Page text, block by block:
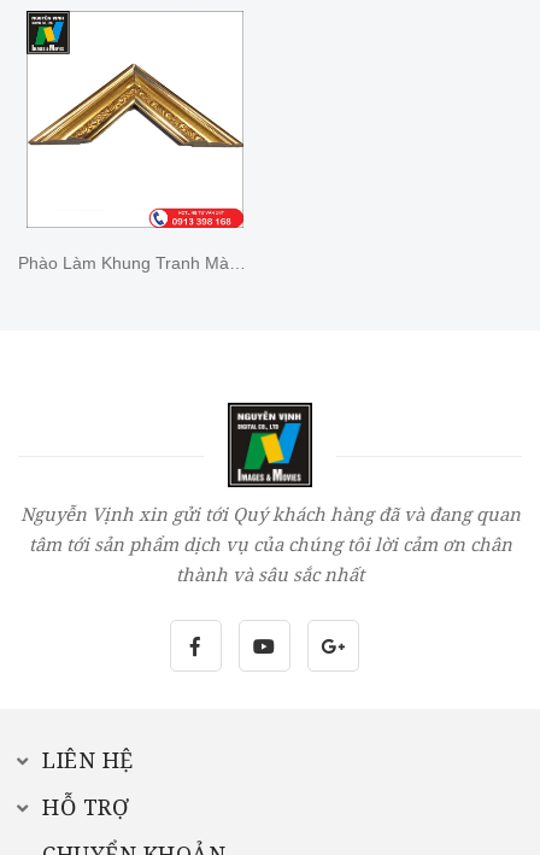
Nguyễn Vịnh xin gửi tới Quý khách hàng đã và đang quan
tâm tới sản phẩm dịch vụ của chúng tôi lời cảm ơn chân
thành và sâu sắc nhất
LIÊN HỆ
HỖ TRỢ